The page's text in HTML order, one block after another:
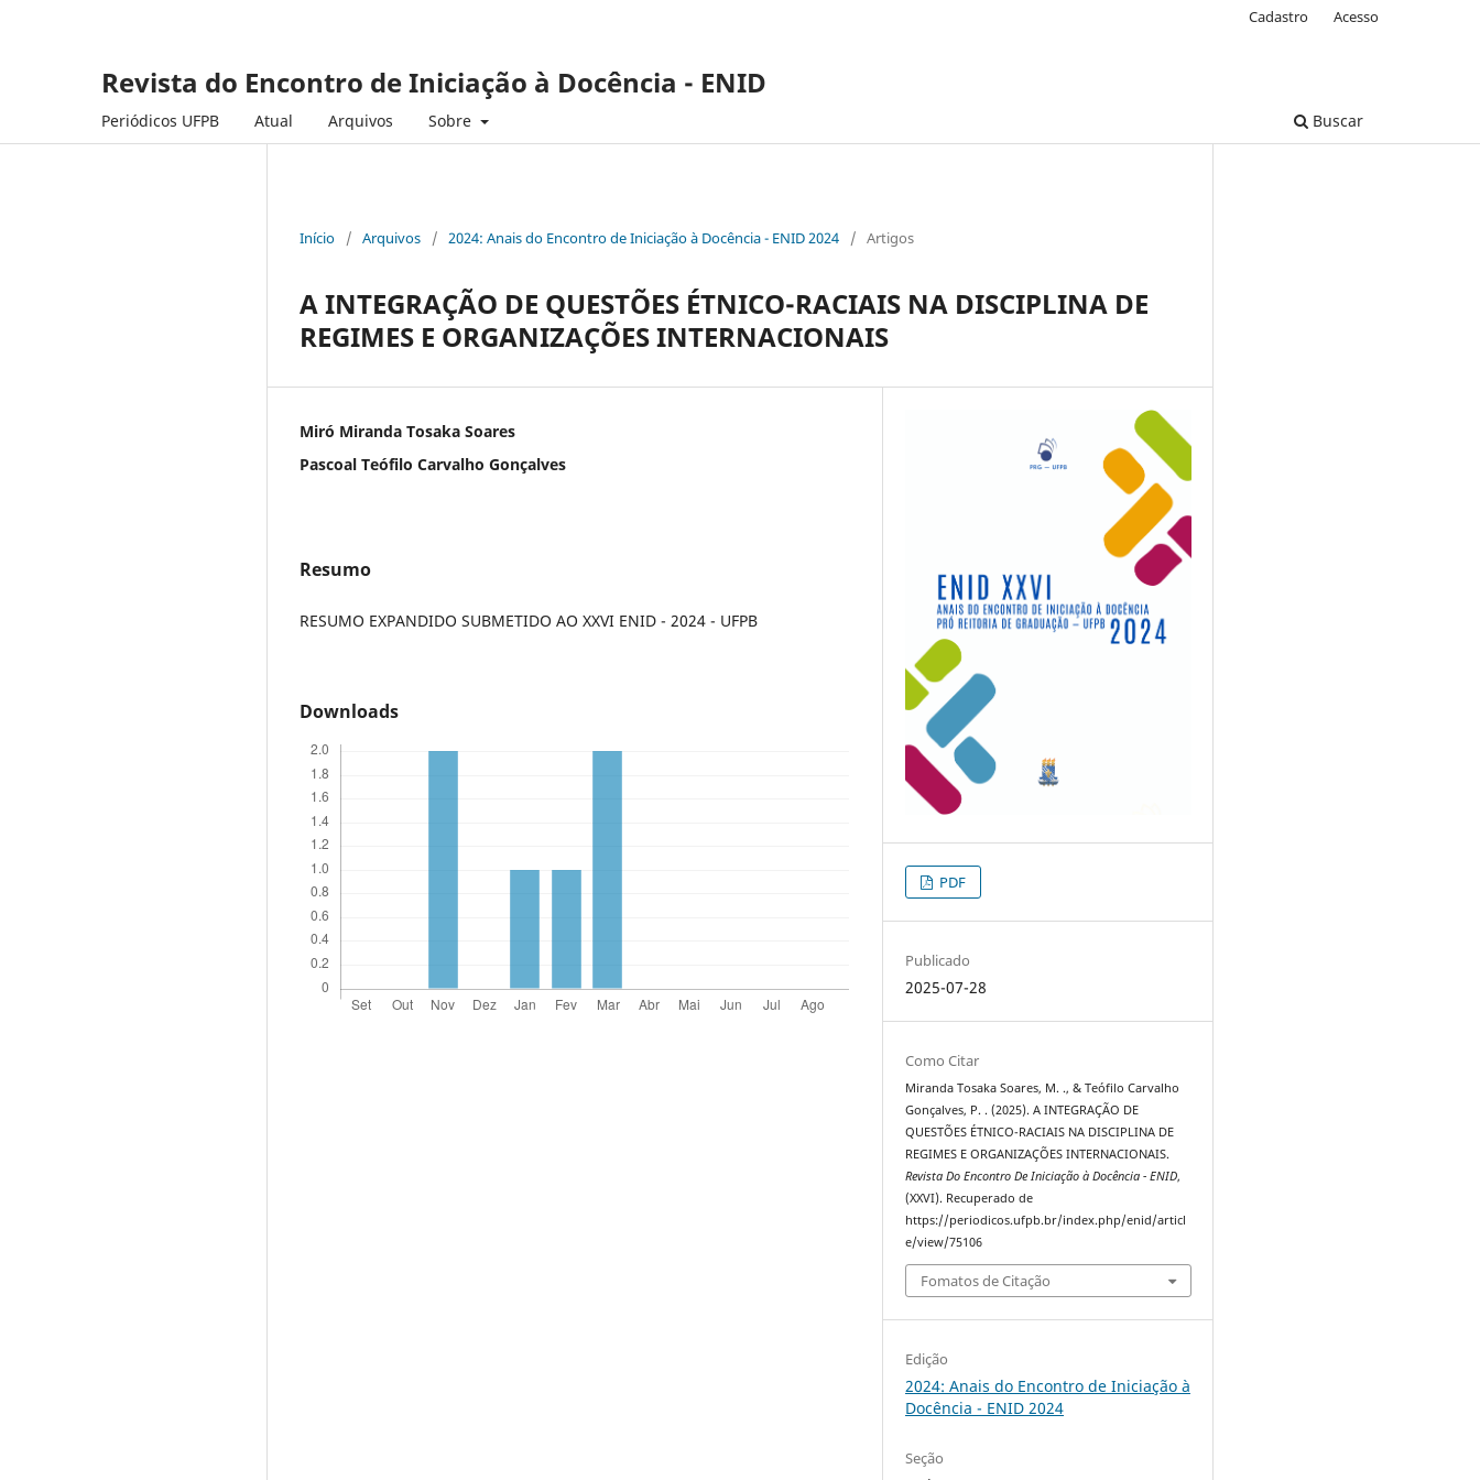
Revista do Encontro de Iniciação à Docência - ENID
Periódicos UFPB Atual Arquivos Sobre Buscar
Cadastro Acesso
Início / Arquivos / 2024: Anais do Encontro de Iniciação à Docência - ENID 2024 / Artigos
A INTEGRAÇÃO DE QUESTÕES ÉTNICO-RACIAIS NA DISCIPLINA DE
REGIMES E ORGANIZAÇÕES INTERNACIONAIS
Miró Miranda Tosaka Soares
Pascoal Teófilo Carvalho Gonçalves
Resumo
RESUMO EXPANDIDO SUBMETIDO AO XXVI ENID - 2024 - UFPB
Downloads
PDF
Publicado
2025-07-28
Como Citar
Miranda Tosaka Soares, M. ., & Teófilo Carvalho
Gonçalves, P. . (2025). A INTEGRAÇÃO DE
QUESTÕES ÉTNICO-RACIAIS NA DISCIPLINA DE
REGIMES E ORGANIZAÇÕES INTERNACIONAIS.
Revista Do Encontro De Iniciação à Docência - ENID,
(XXVI). Recuperado de
https://periodicos.ufpb.br/index.php/enid/articl
e/view/75106
Fomatos de Citação
Edição
2024: Anais do Encontro de Iniciação à
Docência - ENID 2024
Seção